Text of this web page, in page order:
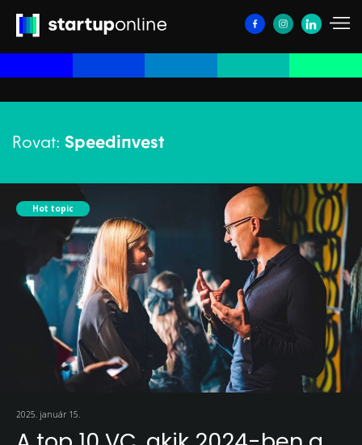
Rovat: Speedinvest
Hot topic
2025. január 15.